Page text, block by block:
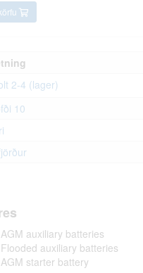
2-4 (lager)
10
auxiliary batteries
auxiliary batteries
starter battery